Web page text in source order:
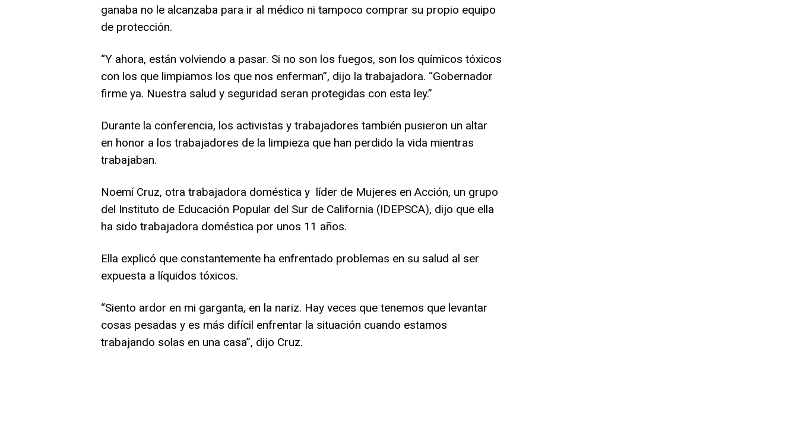
ganaba no le alcanzaba para ir al médico ni tampoco comprar su propio equipo
de protección.
“Y ahora, están volviendo a pasar. Si no son los fuegos, son los químicos tóxicos
con los que limpiamos los que nos enferman”, dijo la trabajadora. “Gobernador
firme ya. Nuestra salud y seguridad seran protegidas con esta ley.”
Durante la conferencia, los activistas y trabajadores también pusieron un altar
en honor a los trabajadores de la limpieza que han perdido la vida mientras
trabajaban.
Noemí Cruz, otra trabajadora doméstica y líder de Mujeres en Acción, un grupo
del Instituto de Educación Popular del Sur de California (IDEPSCA), dijo que ella
ha sido trabajadora doméstica por unos 11 años.
Ella explicó que constantemente ha enfrentado problemas en su salud al ser
expuesta a líquidos tóxicos.
“Siento ardor en mi garganta, en la nariz. Hay veces que tenemos que levantar
cosas pesadas y es más difícil enfrentar la situación cuando estamos
trabajando solas en una casa”, dijo Cruz.